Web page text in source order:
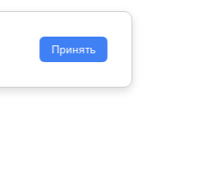
Принять